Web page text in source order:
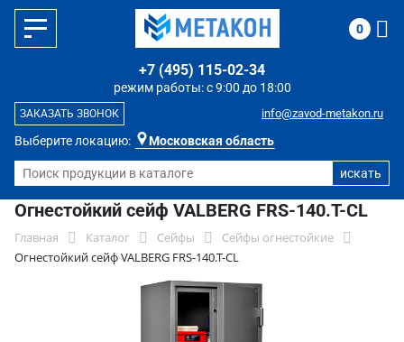
Выберите локацию: Московская область
режим работы: с 9:00 до 18:00
+7 (495) 115-02-34
info@zavod-metakon.ru
ЗАКАЗАТЬ ЗВОНОК
0
Огнестойкий сейф VALBERG FRS-140.T-CL
Главная Каталог Сейфы
Сейфы огнестойкие
Огнестойкий сейф VALBERG FRS-140.T-CL